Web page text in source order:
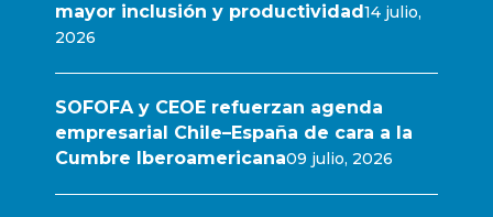
mayor inclusión y productividad14 julio,
2026
SOFOFA y CEOE refuerzan agenda
empresarial Chile–España de cara a la
Cumbre Iberoamericana09 julio, 2026